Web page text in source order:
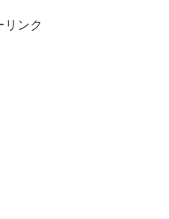
リンク